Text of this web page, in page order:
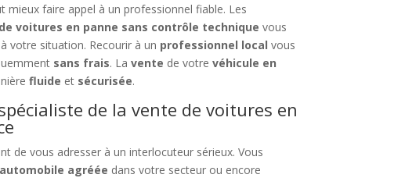
mieux faire appel à un professionnel fiable. Les
voitures en panne sans contrôle technique vous
votre situation. Recourir à un professionnel local vous
sans frais. Lavente de votrevéhicule en
fluide et sécurisée.
de la vente de voitures en
de vous adresser à un interlocuteur sérieux. Vous
agréée dans votre secteur ou encore